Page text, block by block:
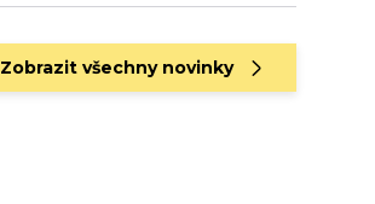
Zobrazit všechny novinky